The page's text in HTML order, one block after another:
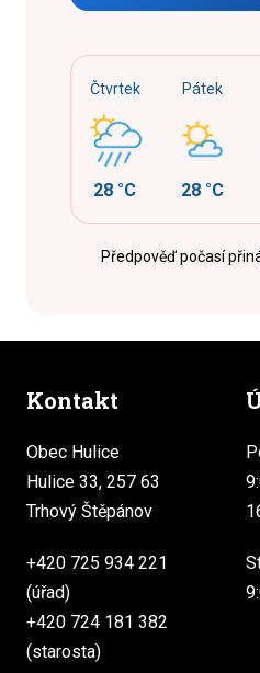
Čtvrtek
28 °C
Pátek
28 °C
Předpověď počasí
Kontakt
Obec Hulice
Hulice 33, 257 63
Trhový Štěpánov
+420 725 934 221
(úřad)
+420 724 181 382
(starosta)